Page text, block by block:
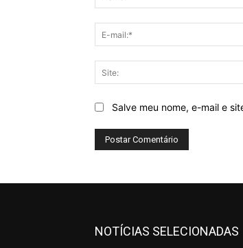
Salve meu nome, e-mail e
NOTÍCIAS SELECIONADAS